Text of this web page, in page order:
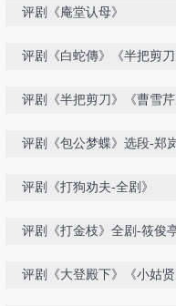
评剧《庵堂认母》
评剧《白蛇傳》《半把剪刀
评剧《半把剪刀》《曹雪芹
评剧《包公梦蝶》选段-郑
评剧《打狗劝夫-全剧》
评剧《打金枝》全剧-筱俊
评剧《大登殿下》《小姑贤